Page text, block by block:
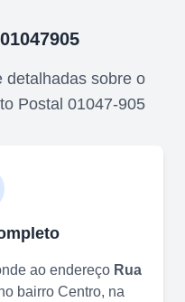
01047905
detalhadas sobre o
Postal 01047-905
ao endereço Rua
bairro Centro, na